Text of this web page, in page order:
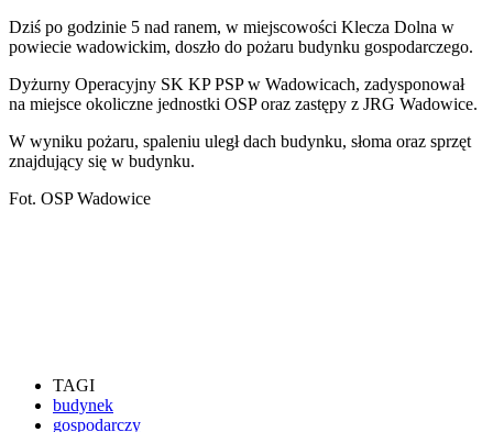
Dziś po godzinie 5 nad ranem, w miejscowości Klecza Dolna w
powiecie wadowickim, doszło do pożaru budynku gospodarczego.
Dyżurny Operacyjny SK KP PSP w Wadowicach, zadysponował
na miejsce okoliczne jednostki OSP oraz zastępy z JRG Wadowice.
W wyniku pożaru, spaleniu uległ dach budynku, słoma oraz sprzęt
znajdujący się w budynku.
Fot. OSP Wadowice
TAGI
budynek
gospodarczy